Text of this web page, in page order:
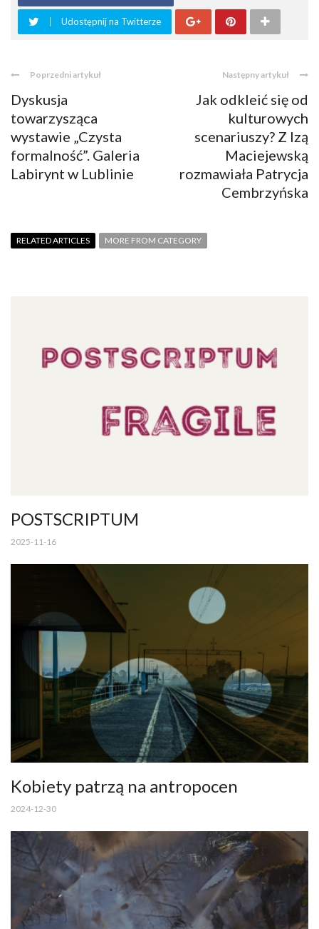
Udostępnij na Twitterze
Poprzedni artykuł
Dyskusja
towarzysząca
wystawie „Czysta
formalność”. Galeria
Labirynt w Lublinie
Następny artykuł
Jak odkleić się od
kulturowych
scenariuszy? Z Izą
Maciejewską
rozmawiała Patrycja
Cembrzyńska
RELATED ARTICLES MORE FROM CATEGORY
POSTSCRIPTUM
2025-11-16
Kobiety patrzą na antropocen
2024-12-30